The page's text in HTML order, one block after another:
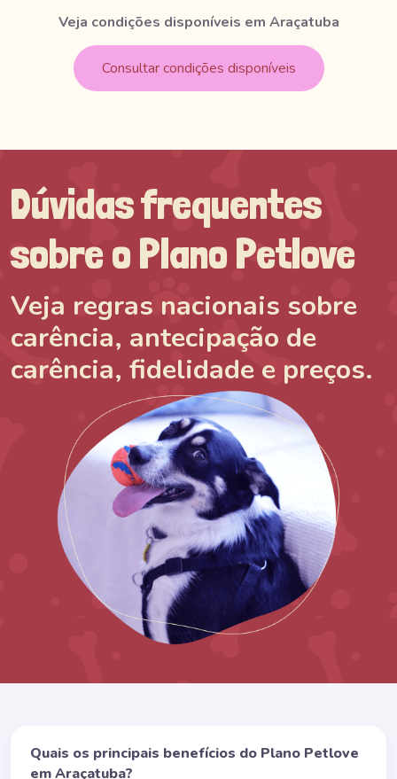
Veja condições disponíveis em Araçatuba
Consultar condições disponíveis
Dúvidas frequentes
sobre o Plano Petlove
Veja regras nacionais sobre
carência, antecipação de
carência, fidelidade e preços.
Quais os principais benefícios do Plano Petlove
em Araçatuba?